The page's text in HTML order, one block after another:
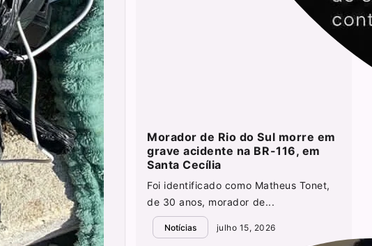
Morador de Rio do Sul morre em
grave acidente na BR-116, em
Santa Cecília
Foi identificado como Matheus Tonet,
de 30 anos, morador de...
Notícias julho 15, 2026